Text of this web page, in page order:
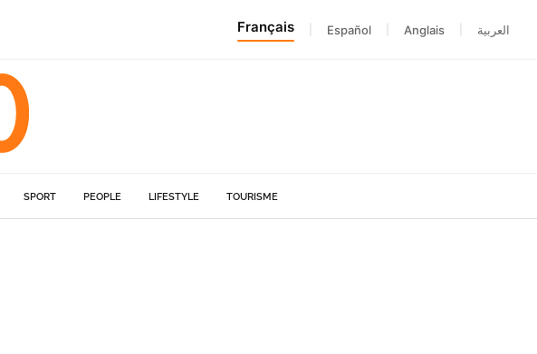
Français Español Anglais العربية
SPORT PEOPLE LIFESTYLE TOURISME